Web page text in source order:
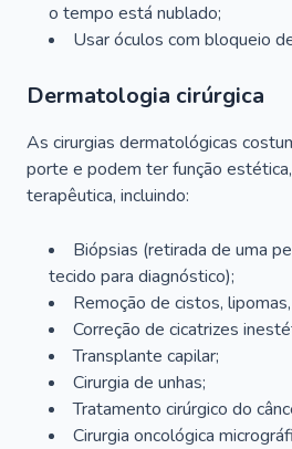
o tempo está nublado;
Usar óculos com bloqueio
Dermatologia cirúrgica
As cirurgias dermatológicas
porte e podem ter função
terapêutica, incluindo:
Biópsias (retirada de uma
tecido para diagnóstico);
Remoção de cistos,
Correção de cicatrizes
Transplante capilar;
Cirurgia de unhas;
Tratamento cirúrgico do
Cirurgia oncológica